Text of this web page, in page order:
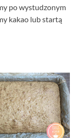
po wystudzonym
kakao lub startą